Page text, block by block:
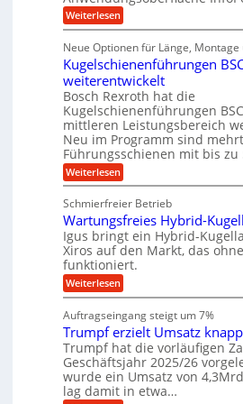
r
r
a
u
e
U
m
g
e
b
u
n
g
e
n
n
g
a
n
g
t
l
l
e
n
f
ü
p
r
ä
z
i
s
e
H
u
b
b
w
e
g
u
n
g
e
n
o
n
f
r
A
u
t
o
m
o
t
i
v
e
n
d
M
a
s
c
h
i
e
n
b
a
u
Weiterlesen:
D
g
i
t
a
l
e
r
W
e
r
k
z
e
u
g
k
r
e
i
s
a
u
f
Neue Optionen für Länge, Montage
Kugelschienenführungen
weiterentwickelt
Bosch Rexroth hat die
Kugelschienenführungen
mittleren Leistungsbereich
Neu im Programm sind
Führungsschienen mit bis zu
Weiterlesen:
K
g
e
l
s
c
h
i
e
e
n
f
ü
h
r
u
Schmierfreier Betrieb
Wartungsfreies Hybrid-
Igus bringt ein Hybrid-
Xiros auf den Markt, das
funktioniert.
Weiterlesen:
W
r
t
u
n
g
s
f
Auftragseingang steigt um 7%
Trumpf erzielt Umsatz
Trumpf hat die vorläufigen
Geschäftsjahr 2025/26
wurde ein Umsatz von
lag damit in etwa…